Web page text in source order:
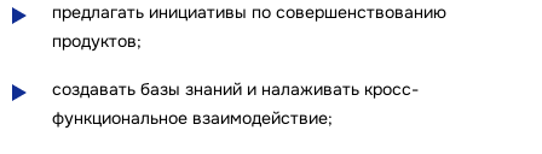
предлагать инициативы по совершенствованию
продуктов;
создавать базы знаний и налаживать кросс-
функциональное взаимодействие;